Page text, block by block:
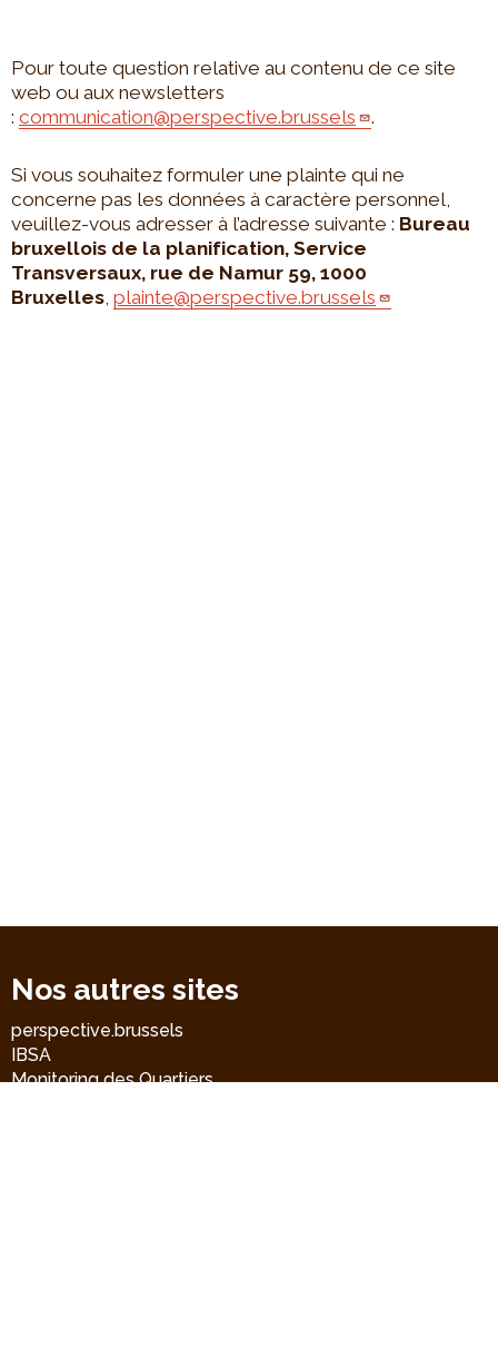
Pour toute question relative au contenu de ce site
web ou aux newsletters
: communication@perspective.brussels .
Si vous souhaitez formuler une plainte qui ne
concerne pas les données à caractère personnel,
veuillez-vous adresser à l’adresse suivante : Bureau
bruxellois de la planification, Service
Transversaux, rue de Namur 59, 1000
Bruxelles, plainte@perspective.brussels
Nos autres sites
perspective.brussels
IBSA
Monitoring des Quartiers